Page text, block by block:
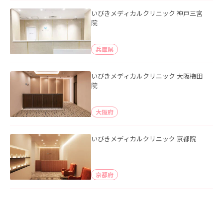
いびきメディカルクリニック 神戸三宮
院
兵庫県
いびきメディカルクリニック 大阪梅田
院
大阪府
いびきメディカルクリニック 京都院
京都府